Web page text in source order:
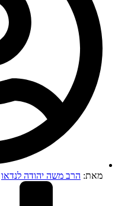
מאת: הרב משה יהודה לנדאו